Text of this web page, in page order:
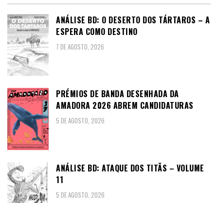
ANÁLISE BD: O DESERTO DOS TÁRTAROS – A
ESPERA COMO DESTINO
7 DE AGOSTO, 2026
PRÉMIOS DE BANDA DESENHADA DA
AMADORA 2026 ABREM CANDIDATURAS
5 DE AGOSTO, 2026
ANÁLISE BD: ATAQUE DOS TITÃS – VOLUME
11
5 DE AGOSTO, 2026